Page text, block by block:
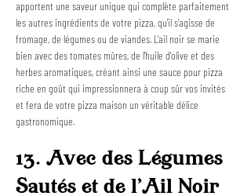
apportent une saveur unique qui complète parfaitement
les autres ingrédients de votre pizza, qu'il s'agisse de
fromage, de légumes ou de viandes. L'ail noir se marie
bien avec des tomates mûres, de l'huile d'olive et des
herbes aromatiques, créant ainsi une sauce pour pizza
riche en goût qui impressionnera à coup sûr vos invités
et fera de votre pizza maison un véritable délice
gastronomique.
13. Avec des Légumes
Sautés et de l'Ail Noir